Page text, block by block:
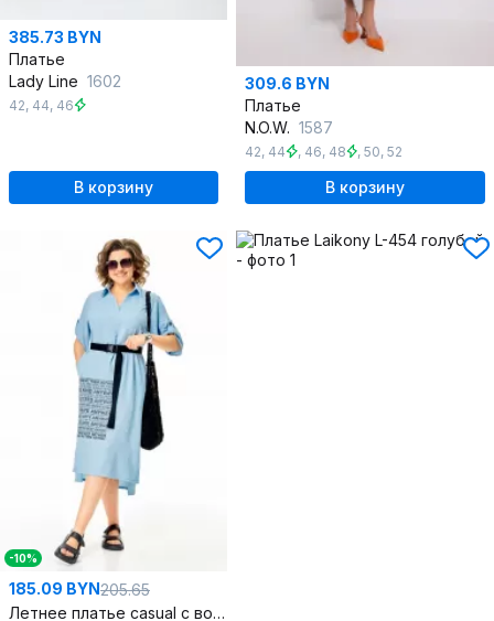
385.73 BYN
Платье
Lady Line 1602
42, 44, 46
В корзину
309.6 BYN
Платье
N.O.W. 1587
42, 44 , 46, 48 , 50, 52
В корзину
-10%
185.09 BYN205.65
Летнее платье casual с воротником и карманами